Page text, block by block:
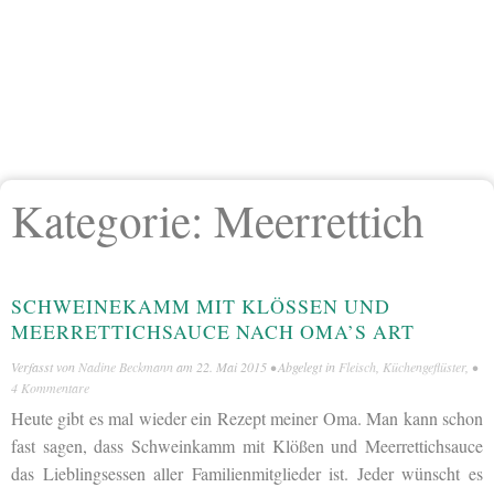
Kategorie: Meerrettich
SCHWEINEKAMM MIT KLÖSSEN UND M
EERRETTICHSAUCE NACH OMA’S ART
Verfasst von Nadine Beckmann am 22. Mai 2015 • Abgelegt in Fleisch Küchengeflüster, •
4 Kommentare
Heute gibt es mal wieder ein Rezept meiner Oma. Man kann schon
fast sagen, dass Schweinkamm mit Klößen und Meerrettichsauce
das Lieblingsessen aller Familienmitglieder ist. Jeder wünscht es